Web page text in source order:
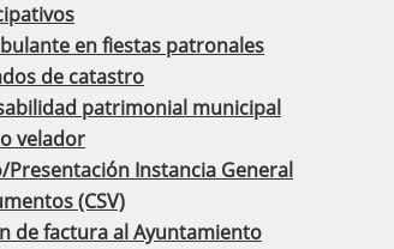
en fiestas patronales
de catastro
patrimonial municipal
velador
Instancia General
(CSV)
de factura al Ayuntamiento